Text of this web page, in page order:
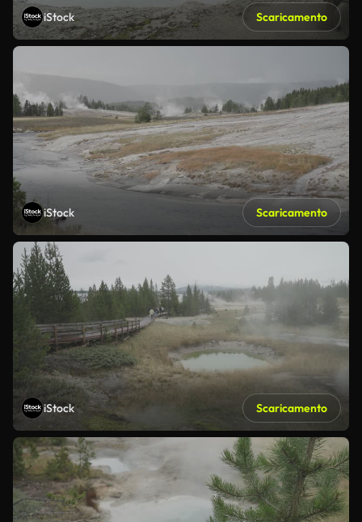
iStock Scaricamento
iStock Scaricamento
iStock Scaricamento